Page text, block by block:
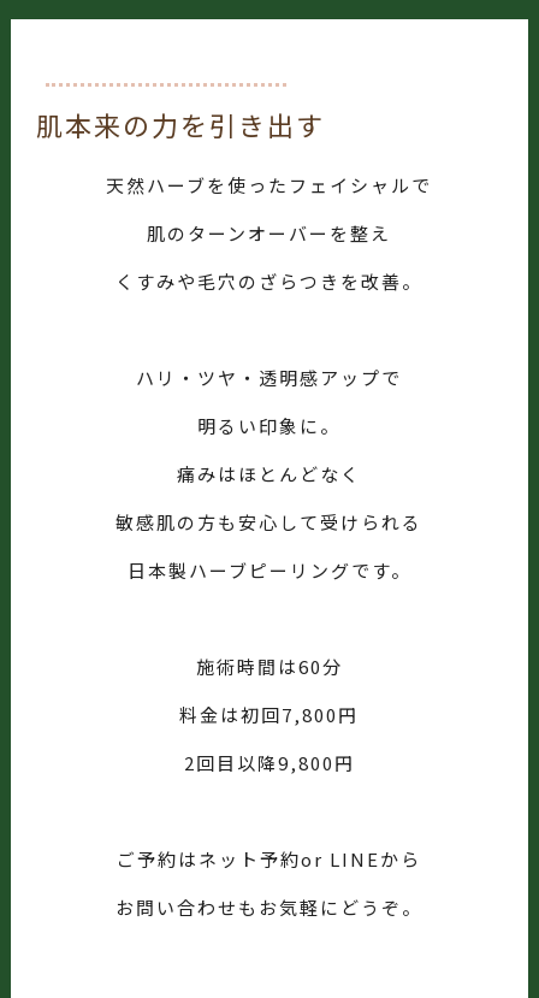
肌本来の力を引き出す
天然ハーブを使ったフェイシャルで
肌のターンオーバーを整え
くすみや毛穴のざらつきを改善。
ハリ・ツヤ・透明感アップで
明るい印象に。
痛みはほとんどなく
敏感肌の方も安心して受けられる
日本製ハーブピーリングです。
施術時間は60分
料金は初回7,800円
2回目以降9,800円
ご予約はネット予約or LINEから
お問い合わせもお気軽にどうぞ。